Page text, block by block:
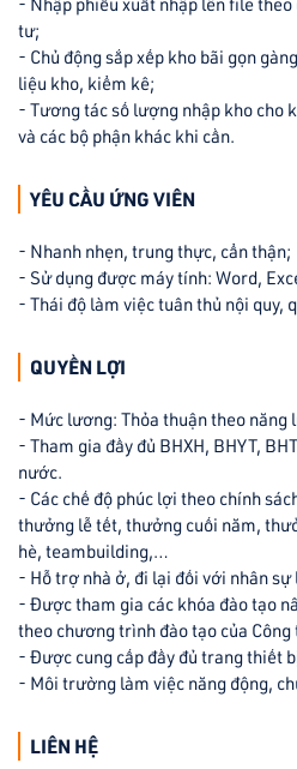
tư;
- Chủ động sắp xếp kho bãi gọn
liệu kho, kiểm kê;
- Tương tác số lượng nhập kho cho
và các bộ phận khác khi cần.
YÊU CẦU ỨNG VIÊN
- Nhanh nhẹn, trung thực, cẩn thận;
- Sử dụng được máy tính: Word,
- Thái độ làm việc tuân thủ nội quy,
QUYỀN LỢI
- Mức lương: Thỏa thuận theo năng
- Tham gia đầy đủ BHXH, BHYT,
nước.
- Các chế độ phúc lợi theo chính
thưởng lễ tết, thưởng cuối năm,
hè, teambuilding,…
- Hỗ trợ nhà ở, đi lại đối với nhân sự
- Được tham gia các khóa đào tạo
theo chương trình đào tạo của Công
- Được cung cấp đầy đủ trang thiết
- Môi trường làm việc năng động,
LIÊN HỆ